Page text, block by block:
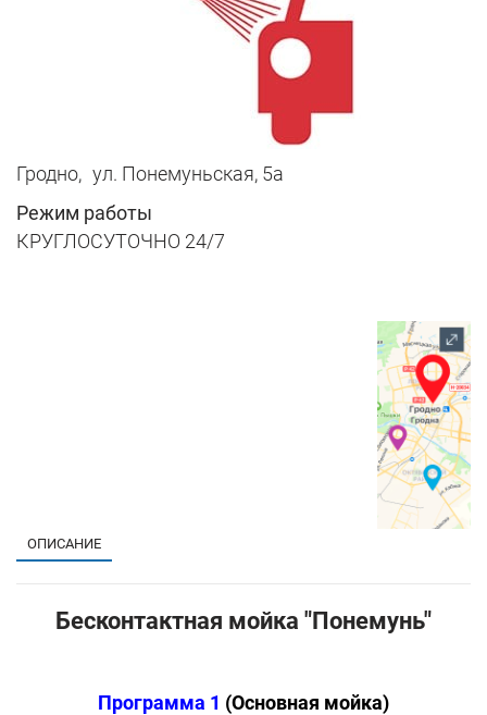
Гродно, ул. Понемуньская, 5а
Режим работы
КРУГЛОСУТОЧНО 24/7
ОПИСАНИЕ
Бесконтактная мойка "Понемунь"
Программа 1 (Основная мойка)